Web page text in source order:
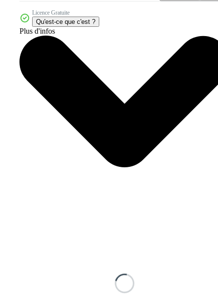
Licence Gratuite
Qu'est-ce que c'est ?
Plus d'infos